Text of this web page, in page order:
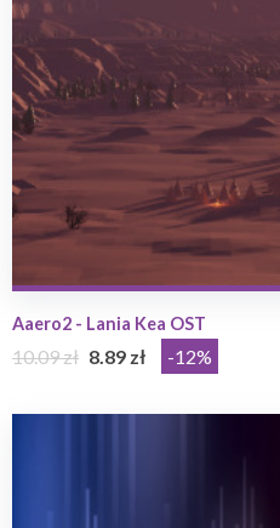
Aaero2 - Lania Kea OST
10.09 zł 8.89 zł -12%